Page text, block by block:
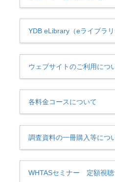
YDB eLibrary（eライブラ
ウェブサイトのご利用につ
各料金コースについて
調査資料の一冊購入等につ
WHTASセミナー 定額視聴